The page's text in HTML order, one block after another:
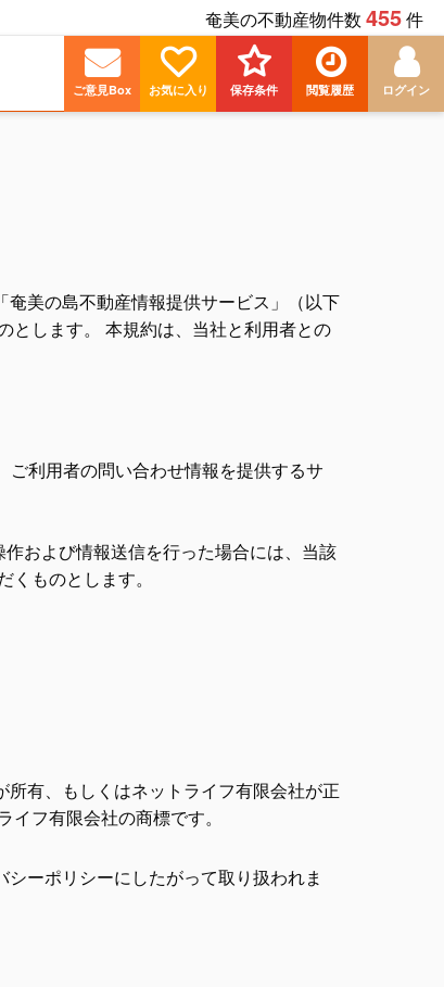
奄美の不動産物件数 455件
ログイン
閲覧履歴
保存条件
お気に入り
ご意見Box
美の島不動産情報提供サービス」（以下
とします。 本規約は、当社と利用者との
ご利用者の問い合わせ情報を提供するサ
および情報送信を行った場合には、当該
ものとします。
有、もしくはネットライフ有限会社が正
フ有限会社の商標です。
ーポリシーにしたがって取り扱われま